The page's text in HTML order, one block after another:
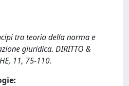
tra teoria della norma e
giuridica. DIRITTO &
11, 75-110.